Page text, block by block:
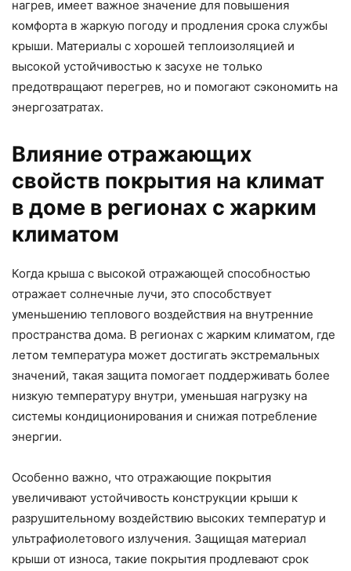
нагрев, имеет важное значение для повышения
комфорта в жаркую погоду и продления срока службы
крыши. Материалы с хорошей теплоизоляцией и
высокой устойчивостью к засухе не только
предотвращают перегрев, но и помогают сэкономить на
энергозатратах.
Влияние отражающих
свойств покрытия на климат
в доме в регионах с жарким
климатом
Когда крыша с высокой отражающей способностью
отражает солнечные лучи, это способствует
уменьшению теплового воздействия на внутренние
пространства дома. В регионах с жарким климатом, где
летом температура может достигать экстремальных
значений, такая защита помогает поддерживать более
низкую температуру внутри, уменьшая нагрузку на
системы кондиционирования и снижая потребление
энергии.
Особенно важно, что отражающие покрытия
увеличивают устойчивость конструкции крыши к
разрушительному воздействию высоких температур и
ультрафиолетового излучения. Защищая материал
крыши от износа, такие покрытия продлевают срок